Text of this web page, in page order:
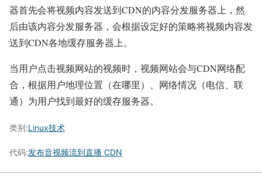
器首先会将视频内容发送到CDN的内容分发服务器上，然
后由该内容分发服务器，会根据设定好的策略将视频内容发
送到CDN各地缓存服务器上。
当用户点击视频网站的视频时，视频网站会与CDN网络配
合，根据用户地理位置（在哪里）、网络情况（电信、联
通）为用户找到最好的缓存服务器。
类别:Linux技术
代码:发布音视频流到直播 CDN